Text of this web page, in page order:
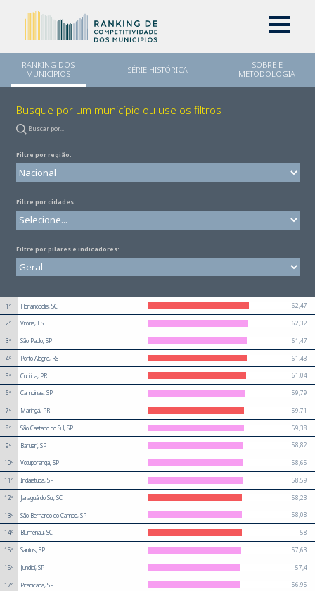
RANKING DOS
MUNICÍPIOS
SÉRIE HISTÓRICA
SOBRE E
METODOLOGIA
Busque por um município ou use os filtros
Filtre por região:
Filtre por cidades:
Filtre por pilares e indicadores:
1º Florianópolis, SC 62,47
2º Vitória, ES 62,32
3º São Paulo, SP 61,47
4º Porto Alegre, RS 61,43
5º Curitiba, PR 61,04
6º Campinas, SP 59,79
7º Maringá, PR 59,71
8º São Caetano do Sul, SP 59,38
9º Barueri, SP 58,82
10º Votuporanga, SP 58,65
11º Indaiatuba, SP 58,59
12º Jaraguá do Sul, SC 58,23
13º São Bernardo do Campo, SP 58,08
14º Blumenau, SC 58
15º Santos, SP 57,63
16º Jundiaí, SP 57,4
17º Piracicaba, SP 56,95